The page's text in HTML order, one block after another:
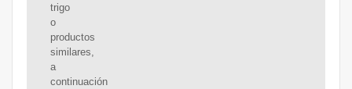
trigo
o
productos
similares,
a
continuación